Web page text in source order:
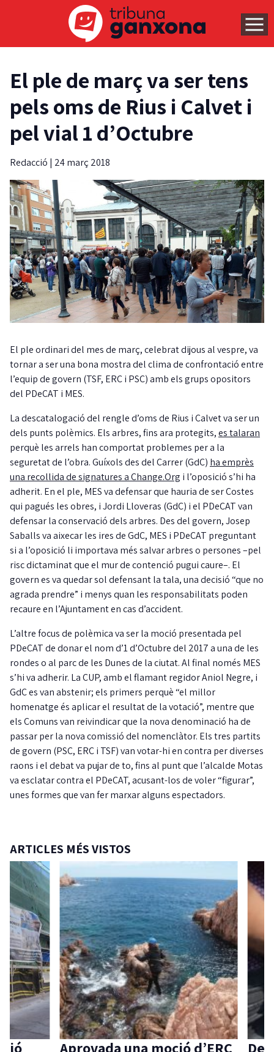
El ple de març va ser tens
pels oms de Rius i Calvet i
pel vial 1 d’Octubre
Redacció | 24 març 2018
El ple ordinari del mes de març, celebrat dijous al vespre, va
tornar a ser una bona mostra del clima de confrontació entre
l’equip de govern (TSF, ERC i PSC) amb els grups opositors
del PDeCAT i MES.
La descatalogació del rengle d’oms de Rius i Calvet va ser un
dels punts polèmics. Els arbres, fins ara protegits,es talaran
perquè les arrels han comportat problemes per a la
seguretat de l’obra. Guíxols des del Carrer (GdC) ha emprès
una recollida de signatures a Change.Org i l’oposició s’hi ha
adherit. En el ple, MES va defensar que hauria de ser Costes
qui pagués les obres, i Jordi Lloveras (GdC) i el PDeCAT van
defensar la conservació dels arbres. Des del govern, Josep
Saballs va aixecar les ires de GdC, MES i PDeCAT preguntant
si a l’oposició li importava més salvar arbres o persones –pel
risc dictaminat que el mur de contenció pugui caure–. El
govern es va quedar sol defensant la tala, una decisió “que no
agrada prendre” i menys quan les responsabilitats poden
recaure en l’Ajuntament en cas d’accident.
L’altre focus de polèmica va ser la moció presentada pel
PDeCAT de donar el nom d’1 d’Octubre del 2017 a una de les
rondes o al parc de les Dunes de la ciutat. Al final només MES
s’hi va adherir. La CUP, amb el flamant regidor Aniol Negre, i
GdC es van abstenir; els primers perquè “el millor
homenatge és aplicar el resultat de la votació”, mentre que
els Comuns van reivindicar que la nova denominació ha de
passar per la nova comissió del nomenclàtor. Els tres partits
de govern (PSC, ERC i TSF) van votar-hi en contra per diverses
raons i el debat va pujar de to, fins al punt que l’alcalde Motas
va esclatar contra el PDeCAT, acusant-los de voler “figurar”,
unes formes que van fer marxar alguns espectadors.
ARTICLES MÉS VISTOS
Aprovada una moció d’ERC